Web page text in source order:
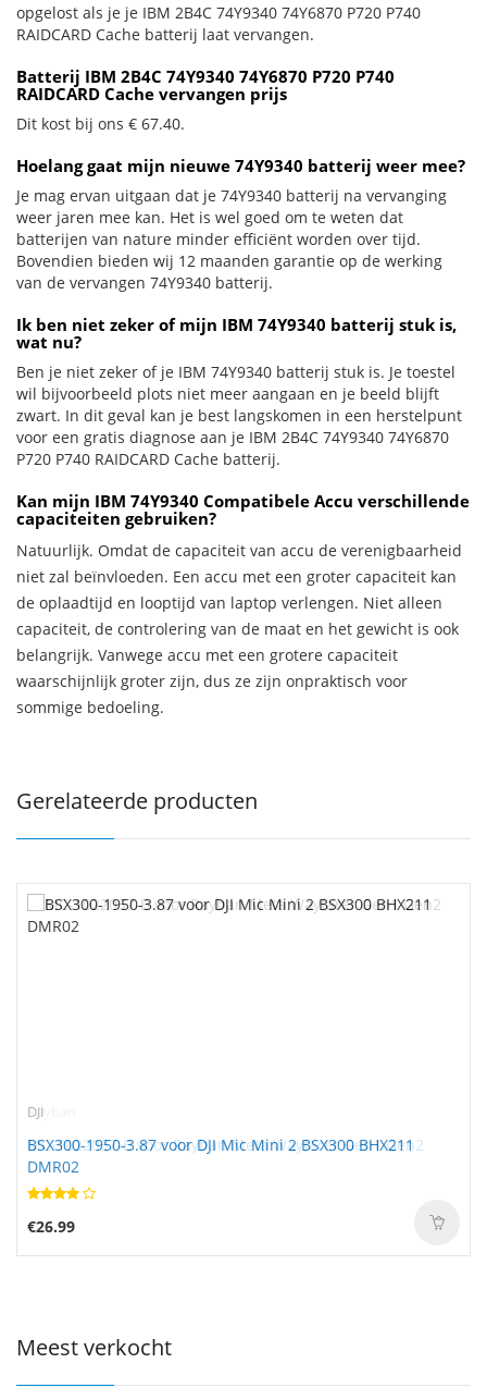
opgelost als je je IBM 2B4C 74Y9340 74Y6870 P720 P740
RAIDCARD Cache batterij laat vervangen.
Batterij IBM 2B4C 74Y9340 74Y6870 P720 P740
RAIDCARD Cache vervangen prijs
Dit kost bij ons € 67.40.
Hoelang gaat mijn nieuwe 74Y9340 batterij weer mee?
Je mag ervan uitgaan dat je 74Y9340 batterij na vervanging
weer jaren mee kan. Het is wel goed om te weten dat
batterijen van nature minder efficiënt worden over tijd.
Bovendien bieden wij 12 maanden garantie op de werking
van de vervangen 74Y9340 batterij.
Ik ben niet zeker of mijn IBM 74Y9340 batterij stuk is,
wat nu?
Ben je niet zeker of je IBM 74Y9340 batterij stuk is. Je toestel
wil bijvoorbeeld plots niet meer aangaan en je beeld blijft
zwart. In dit geval kan je best langskomen in een herstelpunt
voor een gratis diagnose aan je IBM 2B4C 74Y9340 74Y6870
P720 P740 RAIDCARD Cache batterij.
Kan mijn IBM 74Y9340 Compatibele Accu verschillende
capaciteiten gebruiken?
Natuurlijk. Omdat de capaciteit van accu de verenigbaarheid
niet zal beïnvloeden. Een accu met een groter capaciteit kan
de oplaadtijd en looptijd van laptop verlengen. Niet alleen
capaciteit, de controlering van de maat en het gewicht is ook
belangrijk. Vanwege accu met een grotere capaciteit
waarschijnlijk groter zijn, dus ze zijn onpraktisch voor
sommige bedoeling.
Gerelateerde producten
DJI
BSX300-1950-3.87 voor DJI Mic Mini 2 BSX300 BHX211
DMR02
€26.99
Meest verkocht